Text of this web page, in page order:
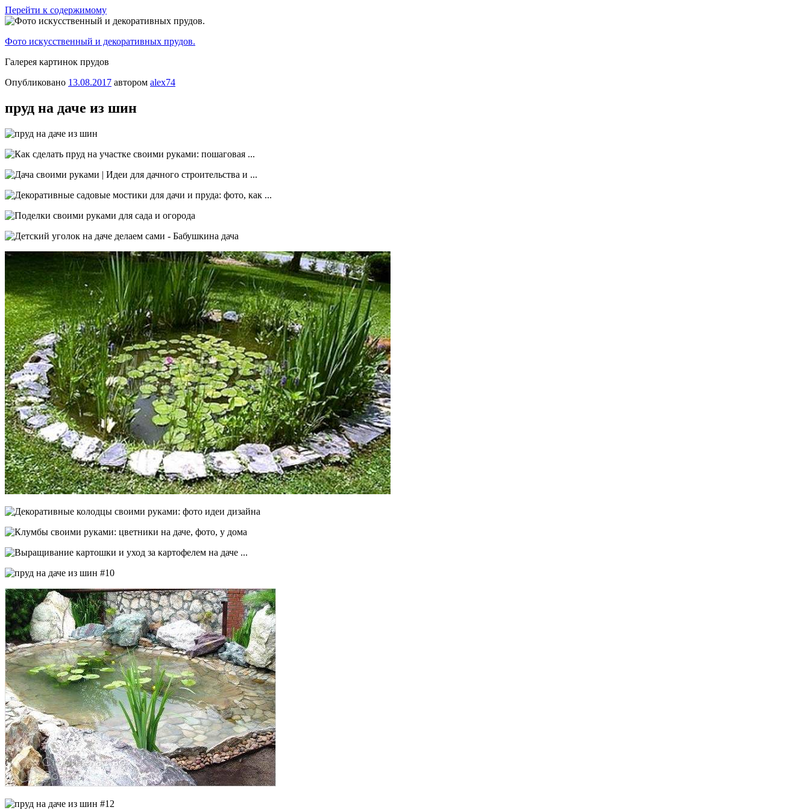
Перейти к содержимому
Фото искусственный и декоративных прудов.
Галерея картинок прудов
Опубликовано 13.08.2017 автором alex74
пруд на даче из шин